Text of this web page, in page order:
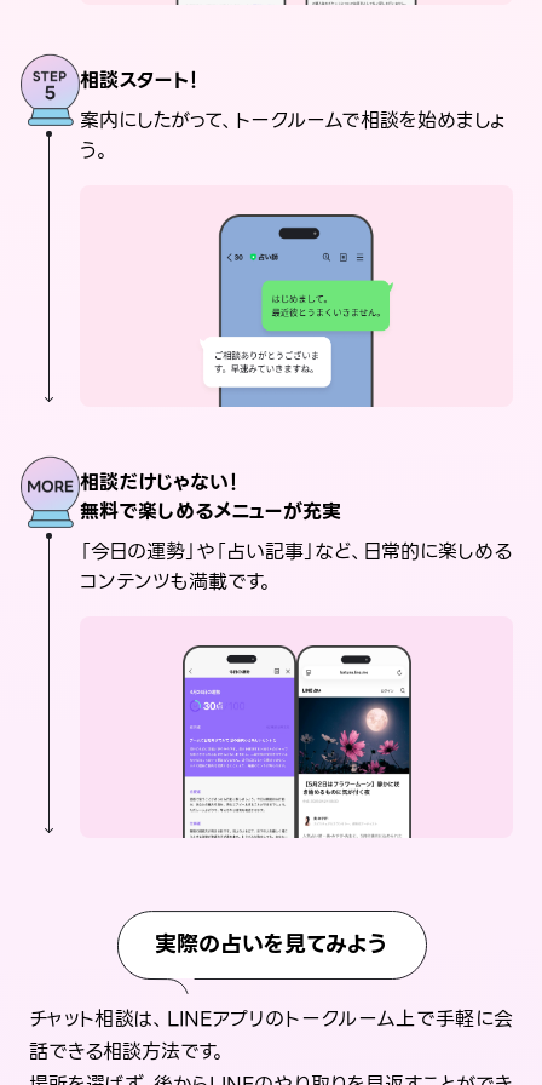
相談スタート！
案内にしたがって、トークルームで相談を始めましょ
う。
相談だけじゃない！
無料で楽しめるメニューが充実
「今日の運勢」や「占い記事」など、日常的に楽しめる
コンテンツも満載です。
実際の占いを見てみよう
チャット相談は、LINEアプリのトークルーム上で手軽に会
話できる相談方法です。